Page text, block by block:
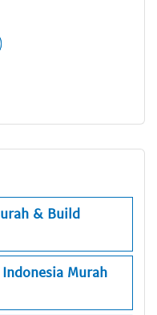
& Build
Indonesia Murah